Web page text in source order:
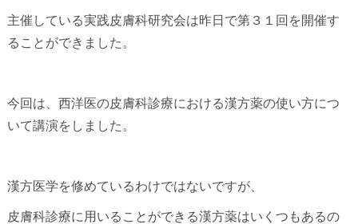
主催している実践皮膚科研究会は昨日で第３１回を開催す
ることができました。
今回は、西洋医の皮膚科診療における漢方薬の使い方につ
いて講演をしました。
漢方医学を修めているわけではないですが、
皮膚科診療に用いることができる漢方薬はいくつもあるの